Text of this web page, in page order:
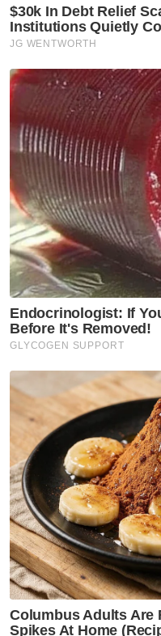
Kelantan
'Awak
lama-
tiada
Kelantan
'Saya
cemas
Kelantan
Guna
minta
negeri
Kelantan